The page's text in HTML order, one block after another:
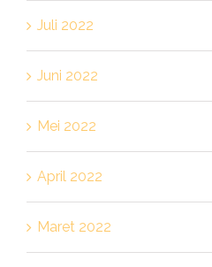
Juli 2022
Juni 2022
Mei 2022
April 2022
Maret 2022